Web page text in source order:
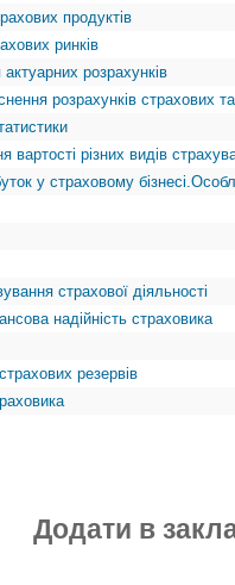
продуктів
ринків
розрахунків
розрахунків страхових
вартості різних видів
у страховому
страхової діяльності
надійність страховика
резервів
Додати в